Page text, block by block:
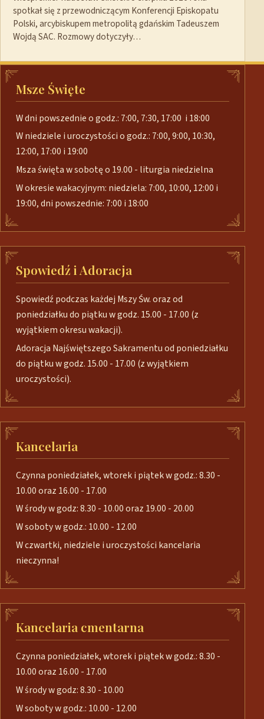
spotkał się z przewodniczącym Konferencji Episkopatu
Polski, arcybiskupem metropolitą gdańskim Tadeuszem
Wojdą SAC. Rozmowy dotyczyły…
Msze Święte
W dni powszednie o godz.: 7:00, 7:30, 17:00 i 18:00
W niedziele i uroczystości o godz.: 7:00, 9:00, 10:30,
12:00, 17:00 i 19:00
Msza święta w sobotę o 19.00 - liturgia niedzielna
W okresie wakacyjnym: niedziela: 7:00, 10:00, 12:00 i
19:00, dni powszednie: 7:00 i 18:00
Spowiedź i Adoracja
Spowiedź podczas każdej Mszy Św. oraz od
poniedziałku do piątku w godz. 15.00 - 17.00 (z
wyjątkiem okresu wakacji).
Adoracja Najświętszego Sakramentu od poniedziałku
do piątku w godz. 15.00 - 17.00 (z wyjątkiem
uroczystości).
Kancelaria
Czynna poniedziałek, wtorek i piątek w godz.: 8.30 -
10.00 oraz 16.00 - 17.00
W środy w godz: 8.30 - 10.00 oraz 19.00 - 20.00
W soboty w godz.: 10.00 - 12.00
W czwartki, niedziele i uroczystości kancelaria
nieczynna!
Kancelaria cmentarna
Czynna poniedziałek, wtorek i piątek w godz.: 8.30 -
10.00 oraz 16.00 - 17.00
W środy w godz: 8.30 - 10.00
W soboty w godz.: 10.00 - 12.00